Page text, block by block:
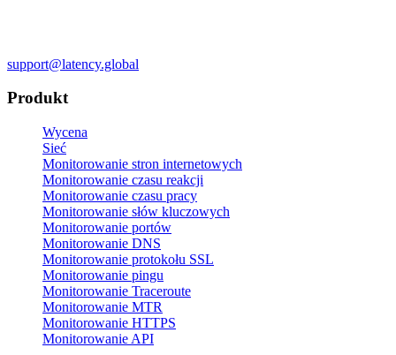
support@latency.global
Produkt
Wycena
Sieć
Monitorowanie stron internetowych
Monitorowanie czasu reakcji
Monitorowanie czasu pracy
Monitorowanie słów kluczowych
Monitorowanie portów
Monitorowanie DNS
Monitorowanie protokołu SSL
Monitorowanie pingu
Monitorowanie Traceroute
Monitorowanie MTR
Monitorowanie HTTPS
Monitorowanie API